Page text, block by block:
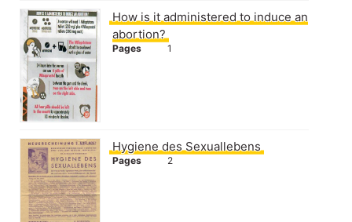
How is it administered to induce an
abortion?
Pages 1
Hygiene des Sexuallebens
Pages 2